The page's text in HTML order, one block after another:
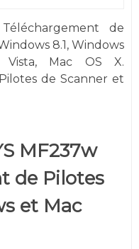
de
8.1, Windows
Mac OS X.
de Scanner et
MF237w
de Pilotes
et Mac